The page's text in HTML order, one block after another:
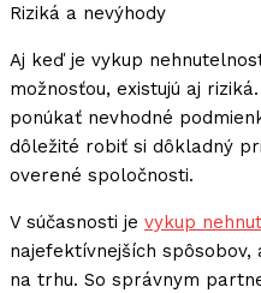
Riziká a nevýhody
Aj keď je vykup
možnosťou, existujú aj
ponúkať nevhodné
dôležité robiť si dôkladný
overené spoločnosti.
V súčasnosti je vykup
najefektívnejších
na trhu. So správnym